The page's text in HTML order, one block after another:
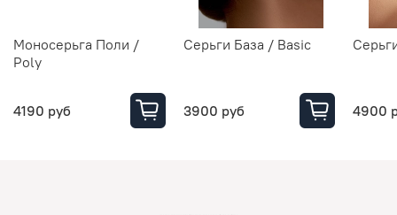
Моносерьга Поли /
Poly
4190 руб
Серьги База / Basic
3900 руб 4900